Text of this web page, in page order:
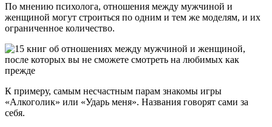
По мнению психолога, отношения между мужчиной и
женщиной могут строиться по одним и тем же моделям, и их
ограниченное количество.
К примеру, самым несчастным парам знакомы игры
«Алкоголик» или «Ударь меня». Названия говорят сами за
себя.